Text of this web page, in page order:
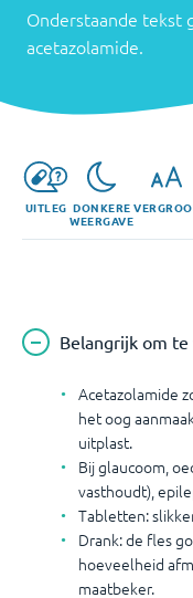
Onderstaande tekst
acetazolamide.
UITLEG DONKERE
WEERGAVE
Belangrijk om
Acetazolamide
het oog
uitplast.
Bij glaucoom,
vasthoudt),
Tabletten:
Drank: de fles
hoeveelheid
maatbeker.